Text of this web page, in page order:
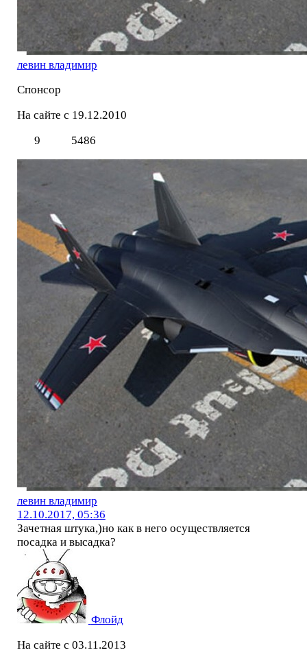
левин владимир
Спонсор
На сайте с 19.12.2010
9
5486
левин владимир
12.10.2017, 05:36
Зачетная штука,)но как в него осуществляется
посадка и высадка?
Флойд
На сайте с 03.11.2013